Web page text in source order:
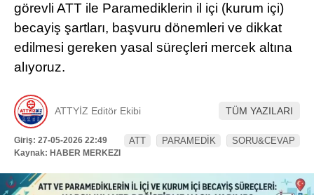
WhatsApp İhbar
Hattı
TERCİH ROBOTU
görevli ATT ile Paramediklerin il içi (kurum içi)
becayiş şartları, başvuru dönemleri ve dikkat
edilmesi gereken yasal süreçleri mercek altına
alıyoruz.
ATTYİZ Editör Ekibi TÜM YAZILARI
Giriş: 27-05-2026 22:49
Kaynak: HABER MERKEZI
ATT PARAMEDİK SORU&CEVAP